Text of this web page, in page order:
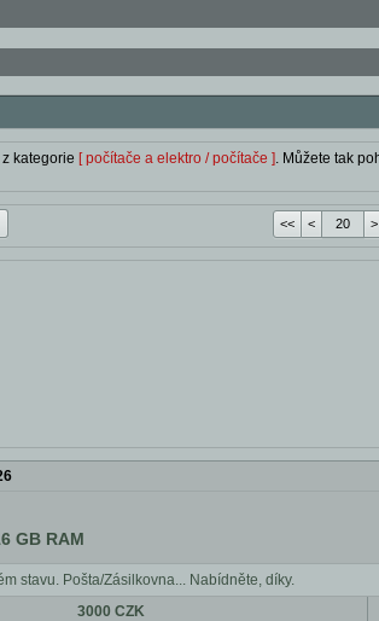
kategorie [ počítače a elektro / počítače ]. Můžete tak
<< < >
GB RAM
stavu. Pošta/Zásilkovna... Nabídněte, díky.
3000 CZK